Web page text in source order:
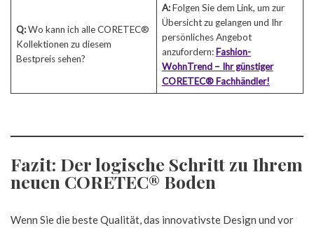
Q:Wo kann ich alle CORETEC®
Kollektionen zu diesem
Bestpreis sehen?
A:Folgen Sie dem Link, um zur
Übersicht zu gelangen und Ihr
persönliches Angebot
anzufordern: Fashion-
WohnTrend – Ihr günstiger
CORETEC® Fachhändler!
Fazit: Der logische Schritt zu Ihrem
neuen CORETEC® Boden
Wenn Sie die beste Qualität, das innovativste Design und vor